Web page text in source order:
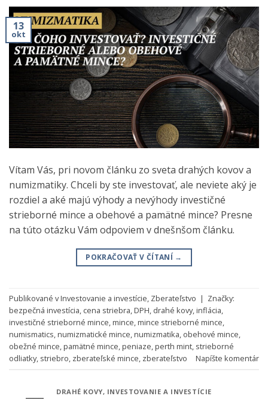
13
okt
Vítam Vás, pri novom článku zo sveta drahých kovov a
numizmatiky. Chceli by ste investovať, ale neviete aký je
rozdiel a aké majú výhody a nevýhody investičné
strieborné mince a obehové a pamätné mince? Presne
na túto otázku Vám odpoviem v dnešnšom článku.
POKRAČOVAŤ V ČÍTANÍ →
Publikované vInvestovanie a investície, Zberateľstvo | Značky:
bezpečná investícia, cena striebra,DPH, drahé kovy,inflácia,
investičné strieborné mince,mince,mince strieborné mince,
numismatics,numizmatické mince,numizmatika, obehové mince,
obežné mince,pamätné mince,peniaze,perth mint, strieborné
odliatky, striebro, zberateľské mince, zberateľstvo Napíšte komentár
DRAHÉ KOVY, INVESTOVANIE A INVESTÍCIE